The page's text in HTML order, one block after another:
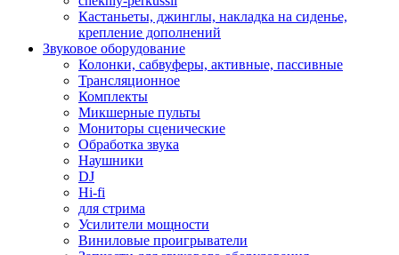
Кастаньеты, джинглы, накладка на сиденье,
крепление дополнений
Звуковое оборудование
Колонки, сабвуферы, активные, пассивные
Трансляционное
Комплекты
Микшерные пульты
Мониторы сценические
Обработка звука
Наушники
DJ
Hi-fi
для стрима
Усилители мощности
Виниловые проигрыватели